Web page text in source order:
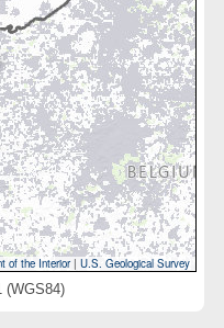
of the Interior|U.S. Geological Survey
(WGS84)